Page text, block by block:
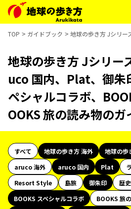
TOP ガイドブック 地球の歩き方 Jシリー
地球の歩き方 Jシリー
uco 国内、Plat、御朱
ペシャルコラボ、
OOKS 旅の読み物の
すべて 地球の歩き方 海外
地球の歩
aruco 海外
aruco 国内 Plat
Resort Style
島旅 御朱印 歴
BOOKS スペシャルコラボ
BOOKS 旅